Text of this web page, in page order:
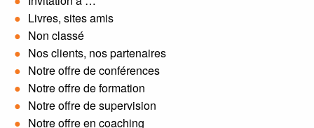
Livres, sites amis
Non classé
Nos clients, nos partenaires
Notre offre de conférences
Notre offre de formation
Notre offre de supervision
Notre offre en coaching